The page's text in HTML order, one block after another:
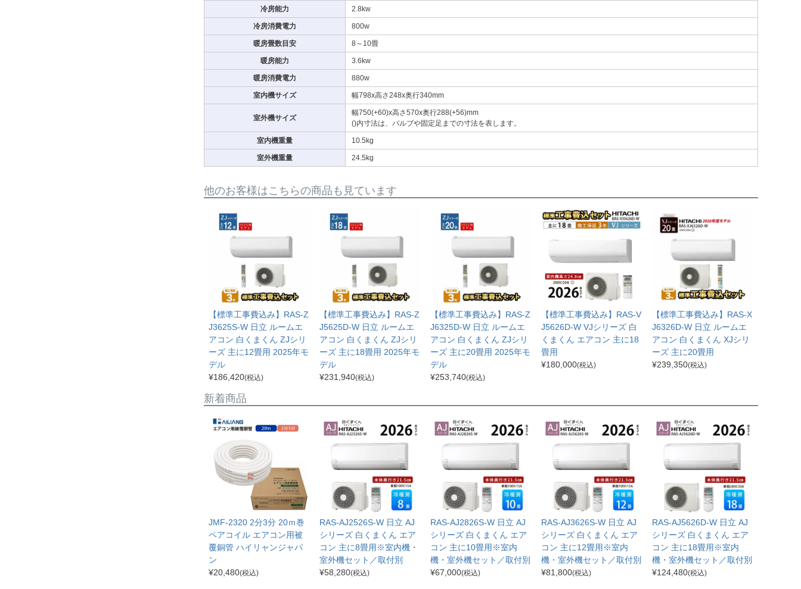
冷房能力 2.8kw
冷房消費電力 800w
暖房畳数目安 8～10畳
暖房能力 3.6kw
暖房消費電力 880w
室内機サイズ 幅798x高さ248x奥行340mm
室外機サイズ
幅750(+60)x高さ570x奥行288(+56)mm
()内寸法は、バルブや固定足までの寸法を表します。
室内機重量 10.5kg
室外機重量 24.5kg
他のお客様はこちらの商品も見ています
【標準工事費込み】RAS-Z
J3625S-W 日立 ルームエ
アコン 白くまくん ZJシリ
ーズ 主に12畳用 2025年モ
デル
¥186,420(税込)
【標準工事費込み】RAS-Z
J5625D-W 日立 ルームエ
アコン 白くまくん ZJシリ
ーズ 主に18畳用 2025年モ
デル
¥231,940(税込)
【標準工事費込み】RAS-Z
J6325D-W 日立 ルームエ
アコン 白くまくん ZJシリ
ーズ 主に20畳用 2025年モ
デル
¥253,740(税込)
【標準工事費込み】RAS-V
J5626D-W VJシリーズ 白
くまくん エアコン 主に18
畳用
¥180,000(税込)
【標準工事費込み】RAS-X
J6326D-W 日立 ルームエ
アコン 白くまくん XJシリ
ーズ 主に20畳用
¥239,350(税込)
新着商品
JMF-2320 2分3分 20ｍ巻
ペアコイル エアコン用被
覆銅管 ハイリャンジャパ
ン
¥20,480(税込)
RAS-AJ2526S-W 日立 AJ
シリーズ 白くまくん エア
コン 主に8畳用※室内機・
室外機セット／取付別
¥58,280(税込)
RAS-AJ2826S-W 日立 AJ
シリーズ 白くまくん エア
コン 主に10畳用※室内
機・室外機セット／取付別
¥67,000(税込)
RAS-AJ3626S-W 日立 AJ
シリーズ 白くまくん エア
コン 主に12畳用※室内
機・室外機セット／取付別
¥81,800(税込)
RAS-AJ5626D-W 日立 AJ
シリーズ 白くまくん エア
コン 主に18畳用※室内
機・室外機セット／取付別
¥124,480(税込)